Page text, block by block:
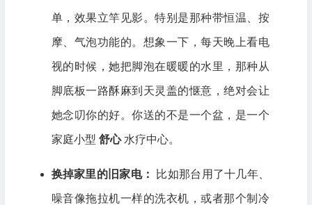
单，效果立竿见影。特别是那种带恒温、按
摩、气泡功能的。想象一下，每天晚上看电
视的时候，她把脚泡在暖暖的水里，那种从
脚底板一路酥麻到天灵盖的惬意，绝对会让
她念叨你的好。你送的不是一个盆，是一个
家庭小型 舒心 水疗中心。
换掉家里的旧家电： 比如那台用了十几年、
噪音像拖拉机一样的洗衣机，或者那个制冷